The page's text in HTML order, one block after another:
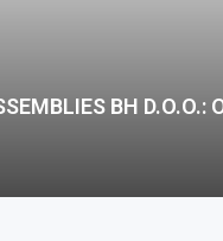
BH D.O.O.: